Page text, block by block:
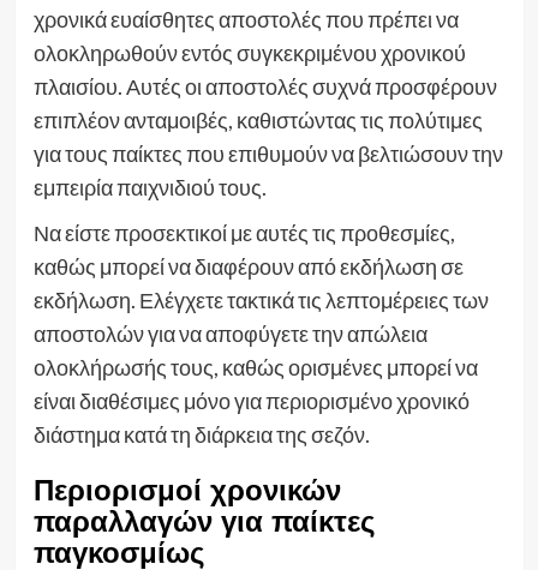
χρονικά ευαίσθητες αποστολές που πρέπει να
ολοκληρωθούν εντός συγκεκριμένου χρονικού
πλαισίου. Αυτές οι αποστολές συχνά προσφέρουν
επιπλέον ανταμοιβές, καθιστώντας τις πολύτιμες
για τους παίκτες που επιθυμούν να βελτιώσουν την
εμπειρία παιχνιδιού τους.
Να είστε προσεκτικοί με αυτές τις προθεσμίες,
καθώς μπορεί να διαφέρουν από εκδήλωση σε
εκδήλωση. Ελέγχετε τακτικά τις λεπτομέρειες των
αποστολών για να αποφύγετε την απώλεια
ολοκλήρωσής τους, καθώς ορισμένες μπορεί να
είναι διαθέσιμες μόνο για περιορισμένο χρονικό
διάστημα κατά τη διάρκεια της σεζόν.
Περιορισμοί χρονικών
παραλλαγών για παίκτες
παγκοσμίως